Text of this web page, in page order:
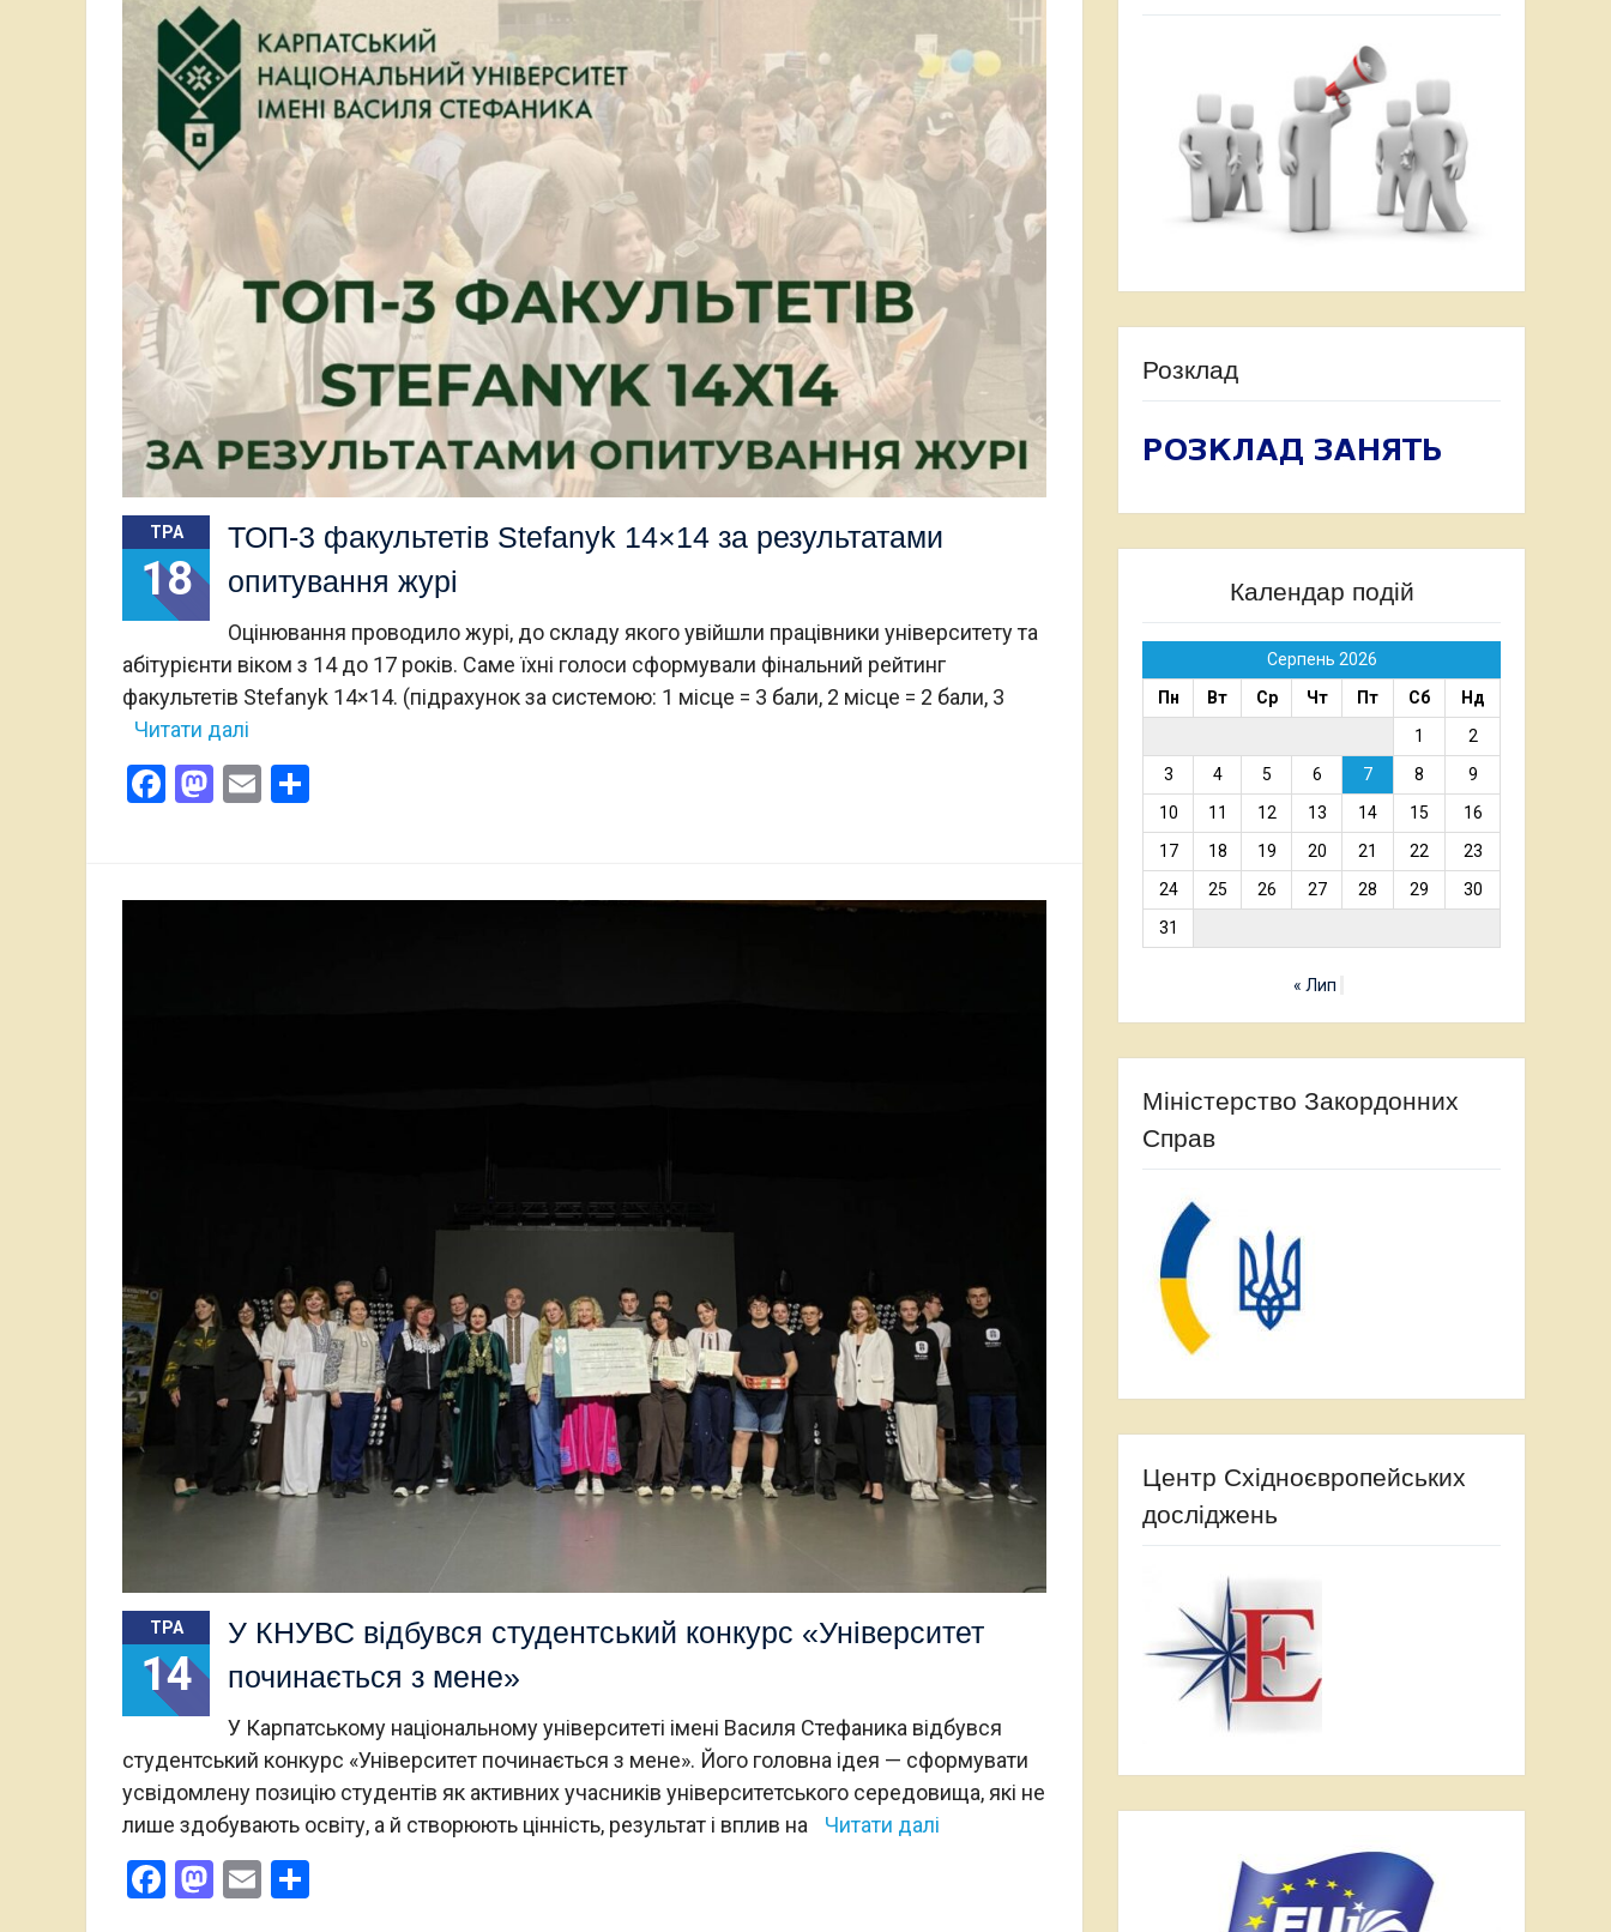
Карпат
ТРА
18
ТОП-3 факультетів Stefanyk 14×14 за результатами
опитування журі
Оцінювання проводило журі, до складу якого увійшли працівники університету та
абітурієнти віком з 14 до 17 років. Саме їхні голоси сформували фінальний рейтинг
факультетів Stefanyk 14×14. (підрахунок за системою: 1 місце = 3 бали, 2 місце = 2 бали, 3
Читати далі
Facebook
Mastodon
Email
ТРА
14
У КНУВС відбувся студентський конкурс «Університет
починається з мене»
У Карпатському національному університеті імені Василя Стефаника відбувся
студентський конкурс «Університет починається з мене». Його головна ідея — сформувати
усвідомлену позицію студентів як активних учасників університетського середовища, які не
лише здобувають освіту, а й створюють цінність, результат і вплив на
Читати далі
Facebook
Mastodon
Email
Розклад
Календар подій
Серпень 2026
Пн
Вт Ср Чт Пт Сб
Нд
1
2
3
4 5 6 7 8
9
10
11 12 13 14 15
16
17
18 19 20 21 22
23
24
25 26 27 28 29
30
31
« Лип
Міністерство Закордонних
Справ
Центр Східноєвропейських
досліджень